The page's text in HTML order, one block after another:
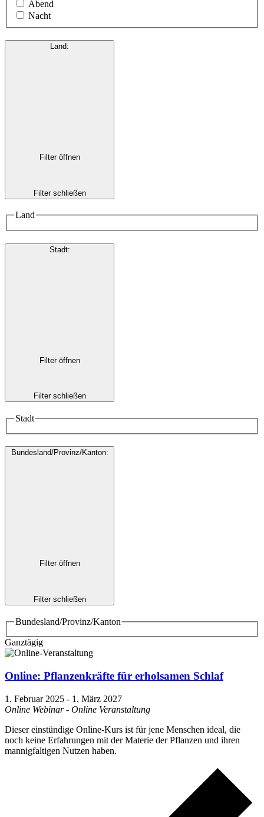
Abend
Nacht
Land:
Filter öffnen
Filter schließen
Land
Stadt:
Filter öffnen
Filter schließen
Stadt
Bundesland/Provinz/Kanton:
Filter öffnen
Filter schließen
Bundesland/Provinz/Kanton
Ganztägig
Online: Pflanzenkräfte für erholsamen Schlaf
1. Februar 2025 - 1. März 2027
Online Webinar - Online Veranstaltung
Dieser einstündige Online-Kurs ist für jene Menschen ideal, die
noch keine Erfahrungen mit der Materie der Pflanzen und ihren
mannigfaltigen Nutzen haben.